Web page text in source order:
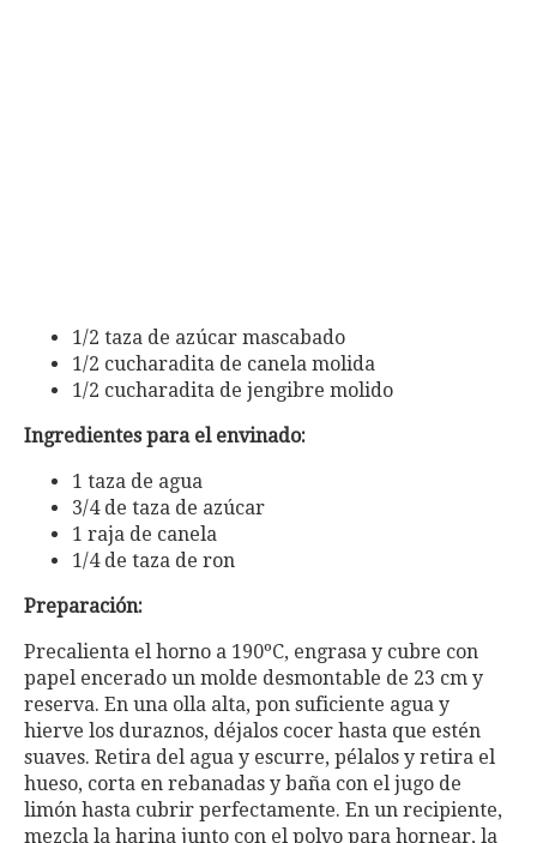
1/2 taza de azúcar mascabado
1/2 cucharadita de canela molida
1/2 cucharadita de jengibre molido
Ingredientes para el envinado:
1 taza de agua
3/4 de taza de azúcar
1 raja de canela
1/4 de taza de ron
Preparación:
Precalienta el horno a 190ºC, engrasa y cubre con
papel encerado un molde desmontable de 23 cm y
reserva. En una olla alta, pon suficiente agua y
hierve los duraznos, déjalos cocer hasta que estén
suaves. Retira del agua y escurre, pélalos y retira el
hueso, corta en rebanadas y baña con el jugo de
limón hasta cubrir perfectamente. En un recipiente,
mezcla la harina junto con el polvo para hornear, la